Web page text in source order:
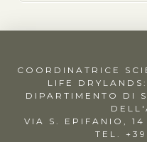
COORDINATRICE
LIFE DRYLANDS:
DIPARTIMENTO DI
VIA S. EPIFANIO,
TEL.